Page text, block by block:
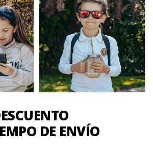
polar (nuevo diseño) Uniforme
DE ENVÍO